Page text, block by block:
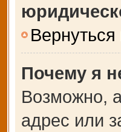
Вернуться
Почему я
Возможно,
адрес или